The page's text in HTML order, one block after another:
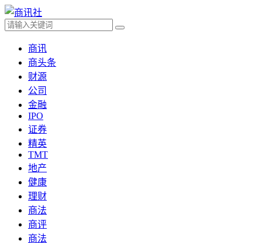
商讯
商头条
财源
公司
金融
IPO
证券
精英
TMT
地产
健康
理财
商法
商评
商法